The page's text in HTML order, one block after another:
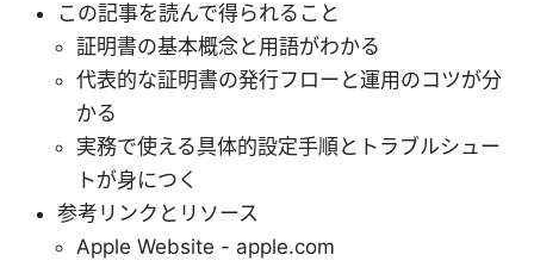
この記事を読んで得られること
証明書の基本概念と用語がわかる
代表的な証明書の発行フローと運用のコツが分
かる
実務で使える具体的設定手順とトラブルシュー
トが身につく
参考リンクとリソース
Apple Website - apple.com